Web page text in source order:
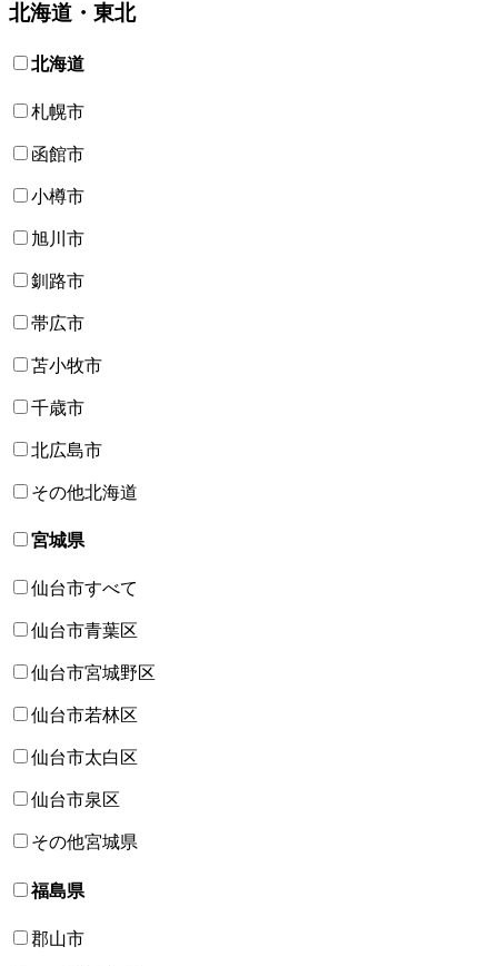
北海道・東北
北海道
札幌市
函館市
小樽市
旭川市
釧路市
帯広市
苫小牧市
千歳市
北広島市
その他北海道
宮城県
仙台市すべて
仙台市青葉区
仙台市宮城野区
仙台市若林区
仙台市太白区
仙台市泉区
その他宮城県
福島県
郡山市